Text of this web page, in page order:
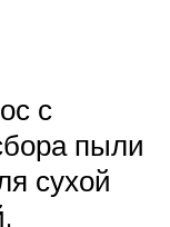
с
пыли
сухой